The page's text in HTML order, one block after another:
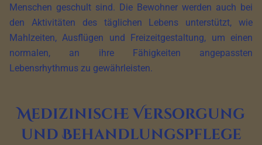
Menschen geschult sind. Die Bewohner werden auch bei
den Aktivitäten des täglichen Lebens unterstützt, wie
Mahlzeiten, Ausflügen und Freizeitgestaltung, um einen
normalen, an ihre Fähigkeiten angepassten
Lebensrhythmus zu gewährleisten.
Medizinische Versorgung
und Behandlungspflege